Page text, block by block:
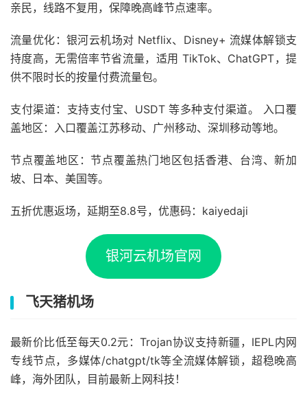
亲民，线路不复用，保障晚高峰节点速率。
流量优化：银河云机场对 Netflix、Disney+ 流媒体解锁支
持度高，无需倍率节省流量，适用 TikTok、ChatGPT，提
供不限时长的按量付费流量包。
支付渠道：支持支付宝、USDT 等多种支付渠道。 入口覆
盖地区：入口覆盖江苏移动、广州移动、深圳移动等地。
节点覆盖地区：节点覆盖热门地区包括香港、台湾、新加
坡、日本、美国等。
五折优惠返场，延期至8.8号，优惠码：kaiyedaji
银河云机场官网
飞天猪机场
最新价比低至每天0.2元：Trojan协议支持新疆，IEPL内网
专线节点，多媒体/chatgpt/tk等全流媒体解锁，超稳晚高
峰，海外团队，目前最新上网科技！